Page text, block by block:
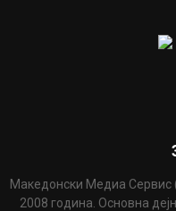
Македонски Медиа Сервис
2008 година. Основна